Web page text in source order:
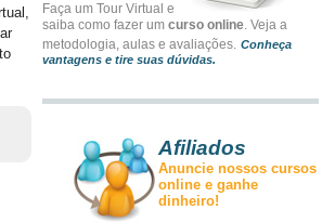
Faça um Tour Virtual e
saiba como fazer um curso online. Veja a
metodologia, aulas e avaliações. Conheça
vantagens e tire suas dúvidas.
Afiliados
Anuncie nossos cursos
online e ganhe
dinheiro!